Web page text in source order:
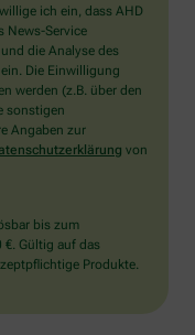
ich ein, dass AHD
News-Service
die Analyse des
Die Einwilligung
werden (z.B. über den
sonstigen
Angaben zur
von
bis zum
Gültig auf das
Produkte.